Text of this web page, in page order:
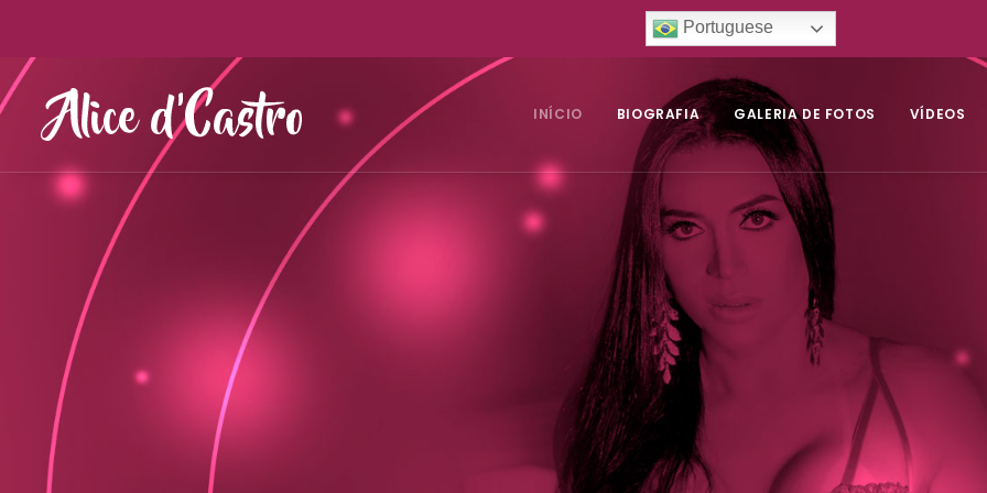
Portuguese
INÍCIO BIOGRAFIA GALERIA DE FOTOS VÍDEOS